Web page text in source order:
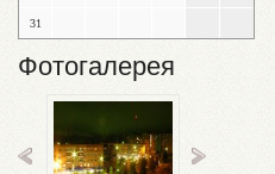
31
Фотогалерея